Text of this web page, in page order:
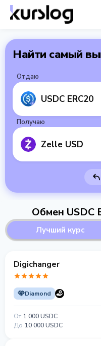
Найти самый
Отдаю
USDC ERC20
Получаю
Zelle USD
Обмен USDC
Лучший курс
Digichanger
Diamond
От 1 000 USDC
До 10 000 USDC